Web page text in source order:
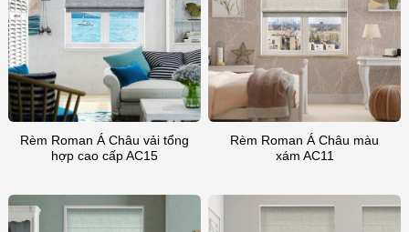
Rèm Roman Á Châu vải tổng
hợp cao cấp AC15
Rèm Roman Á Châu màu
xám AC11